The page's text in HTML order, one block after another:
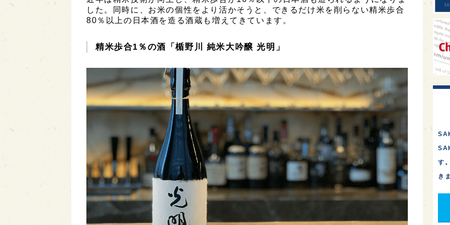
した。同時に、お米の個性をより活かそうと、できるだけ米を削らない精米歩合
80％以上の日本酒を造る酒蔵も増えてきています。
精米歩合1％の酒「楯野川 純米大吟醸 光明」
す
き